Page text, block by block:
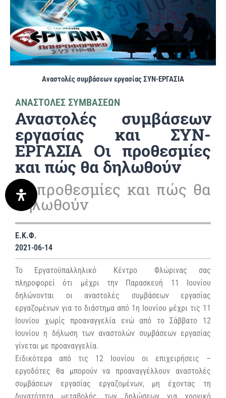
Αναστολές συμβάσεων εργασίας ΣΥΝ-ΕΡΓΑΣΙΑ
ΑΝΑΣΤΟΛΕΣ ΣΥΜΒΑΣΕΩΝ
Αναστολές συμβάσεων
εργασίας και ΣΥΝ-
ΕΡΓΑΣΙΑ Οι προθεσμίες
και πώς θα δηλωθούν
Οι προθεσμίες και πώς θα
δηλωθούν
Ε.Κ.Φ.
2021-06-14
Το Εργατοϋπαλληλικό Κέντρο Φλώρινας σας
πληροφορεί ότι μέχρι την Παρασκευή 11 Ιουνίου
δηλώνονται οι αναστολές συμβάσεων εργασίας
εργαζομένων για το διάστημα από 1η Ιουνίου μέχρι τις 11
Ιουνίου χωρίς προαναγγελία ενώ από το Σάββατο 12
Ιουνίου η δήλωση των αναστολών συμβάσεων εργασίας
γίνεται με προαναγγελία.
Ειδικότερα από τις 12 Ιουνίου οι επιχειρήσεις –
εργοδότες θα μπορούν να προαναγγέλλουν αναστολές
συμβάσεων εργασίας εργαζομένων, μη έχοντας τη
δυνατότητα μεταβολής των δηλώσεων για χρονικό